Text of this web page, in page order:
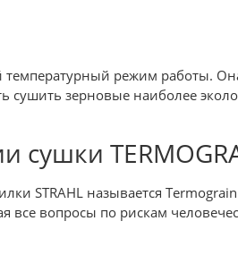
режим работы.
сушить зерновые наиболее
сушки
STRAHL называется
все вопросы по рискам